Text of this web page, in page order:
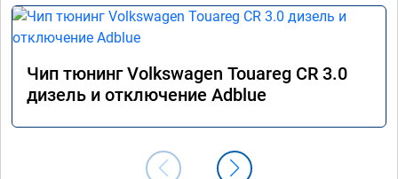
Чип тюнинг Volkswagen Touareg CR 3.0
дизель и отключение Adblue